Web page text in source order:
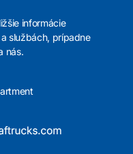
informácie
službách, prípadne
nás.